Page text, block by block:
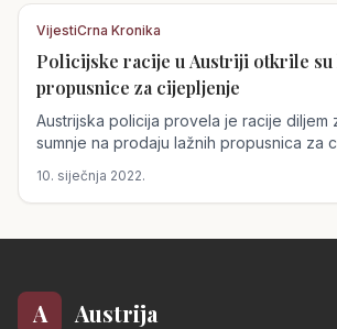
Austrija
VijestiCrna Kronika
Policijske racije u Austriji otkrile su
propusnice za cijepljenje
Austrijska policija provela je racije diljem
sumnje na prodaju lažnih propusnica za
10. siječnja 2022.
A Austrija